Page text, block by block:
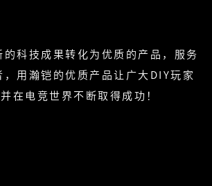
科技成果转化为优质的产品，服务
用瀚铠的优质产品让广大DIY玩家
在电竞世界不断取得成功！